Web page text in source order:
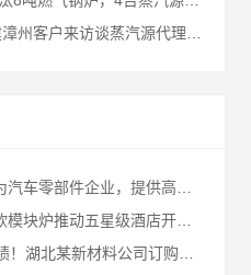
全力破解高耗能困扰！凯洛欣模块炉推动五星级酒店开启节能降耗之路